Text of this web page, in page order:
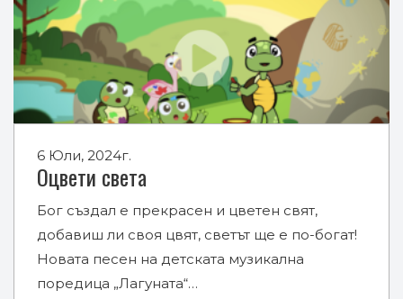
6 Юли, 2024г.
Оцвети света
Бог създал е прекрасен и цветен свят,
добавиш ли своя цвят, светът ще е по-богат!
Новата песен на детската музикална
поредица „Лагуната“…